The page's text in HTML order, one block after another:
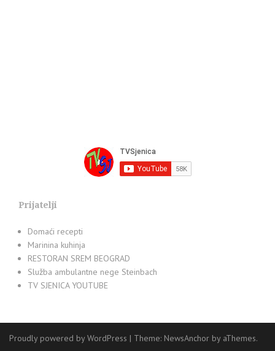
Prijatelji
Domaći recepti
Marinina kuhinja
RESTORAN SREM BEOGRAD
Služba ambulantne nege Steinbach
TV SJENICA YOUTUBE
Proudly powered by WordPress | Theme: NewsAnchor by aThemes.